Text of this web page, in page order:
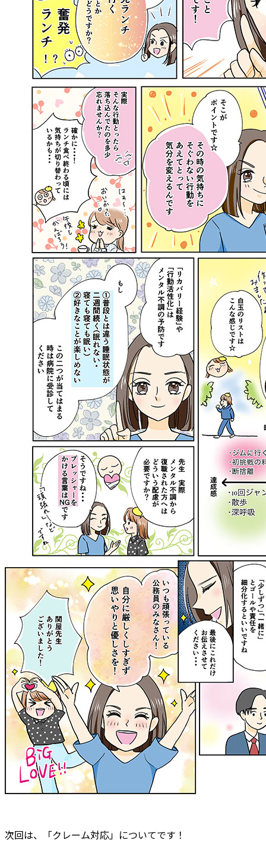
次回は、「クレーム対応」についてです！